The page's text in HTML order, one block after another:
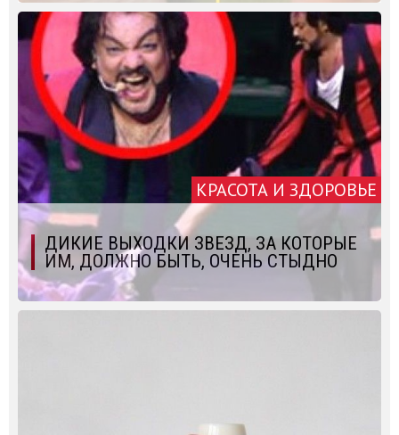
КРАСОТА И ЗДОРОВЬЕ
ДИКИЕ ВЫХОДКИ ЗВЕЗД, ЗА КОТОРЫЕ
ИМ, ДОЛЖНО БЫТЬ, ОЧЕНЬ СТЫДНО